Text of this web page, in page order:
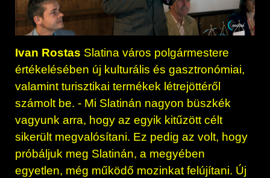
Ivan Rostas Slatina város polgármestere
értékelésében új kulturális és gasztronómiai,
valamint turisztikai termékek létrejöttéről
számolt be. - Mi Slatinán nagyon büszkék
vagyunk arra, hogy az egyik kitűzött célt
sikerült megvalósítani. Ez pedig az volt, hogy
próbáljuk meg Slatinán, a megyében
egyetlen, még működő mozinkat felújítani. Új